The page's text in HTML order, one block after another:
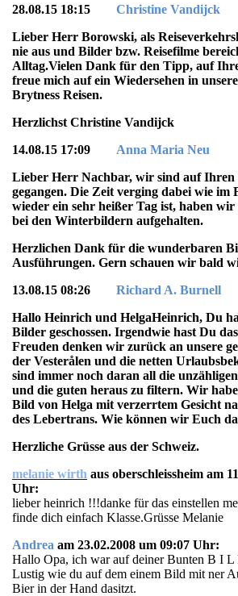
28.08.15 18:15
Christine Vandijck
Lieber Herr Borowski, als
nie aus und Bilder bzw. Reisefilme
Alltag.Vielen Dank für den Tipp, auf
freue mich auf ein Wiedersehen in
Brytness Reisen.
Herzlichst Christine Vandijck
14.08.15 17:09 Anna Maria Neu
Lieber Herr Nachbar, wir sind auf Ihren
gegangen. Die Zeit verging dabei wie im
wieder ein sehr heißer Tag ist, haben wir
bei den Winterbildern aufgehalten.
Herzlichen Dank für die wunderbaren
Ausführungen. Gern schauen wir bald
13.08.15 08:26 Richard A. Burnell
Hallo Heinrich und HelgaHeinrich, Du
Bilder geschossen. Irgendwie hast Du
Freuden denken wir zurück an unsere
der Vesterålen und die netten
sind immer noch daran all die
und die guten heraus zu filtern. Wir
Bild von Helga mit verzerrtem Gesicht
des Lebertrans. Wie können wir Euch
Herzliche Grüsse aus der Schweiz.
melanie wirth aus oberschleissheim am
Uhr:
lieber heinrich !!!danke für das einstellen
finde dich einfach Klasse.Grüsse Melanie
Andrea am 23.02.2008 um 09:07 Uhr:
Hallo Opa, ich war auf deiner Bunten B I
Lustig wie du auf dem einem Bild mit ner
Bier in der Hand dasitzt.